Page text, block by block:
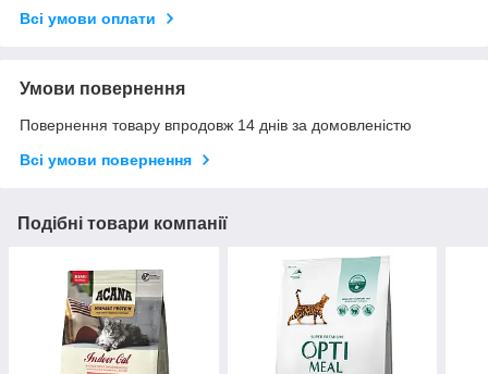
Всі умови оплати
Умови повернення
Повернення товару впродовж 14 днів за домовленістю
Всі умови повернення
Подібні товари компанії